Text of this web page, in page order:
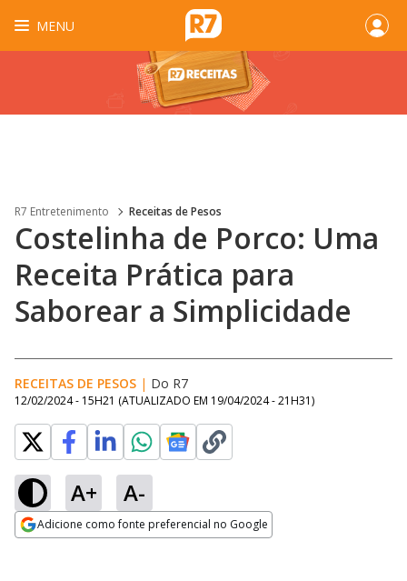
MENU
R7 Entretenimento Receitas de Pesos
Costelinha de Porco: Uma
Receita Prática para
Saborear a Simplicidade
RECEITAS DE PESOS | Do R7
12/02/2024 - 15H21 (ATUALIZADO EM 19/04/2024 - 21H31)
A+ A-
Adicione como fonte preferencial no Google